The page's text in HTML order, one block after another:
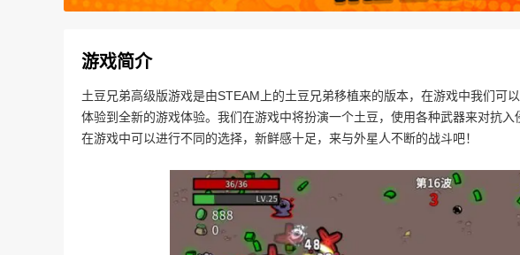
游戏简介
土豆兄弟高级版游戏是由STEAM上的土豆兄弟移植来的版本，在游戏中我们可
体验到全新的游戏体验。我们在游戏中将扮演一个土豆，使用各种武器来对抗
在游戏中可以进行不同的选择，新鲜感十足，来与外星人不断的战斗吧！